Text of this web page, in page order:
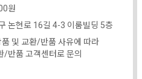
원
논현로 16길 4-3 이룸빌딩 5층
및 교환/반품 사유에 따라
/반품 고객센터로 문의